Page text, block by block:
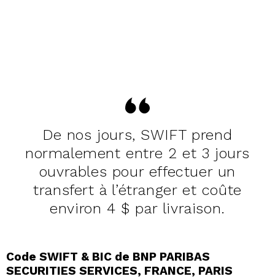
De nos jours, SWIFT prend
normalement entre 2 et 3 jours
ouvrables pour effectuer un
transfert à l’étranger et coûte
environ 4 $ par livraison.
Code SWIFT & BIC de BNP PARIBAS
SECURITIES SERVICES, FRANCE, PARIS